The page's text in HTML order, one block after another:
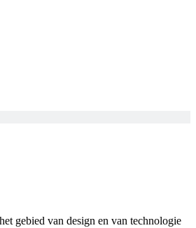
gebied van design en van technologie